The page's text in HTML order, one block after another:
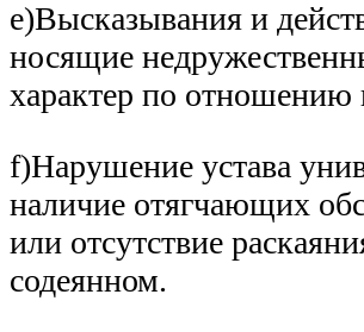
e)Высказывания и
носящие
характер по
f)Нарушение устава
наличие отягчающих
или отсутствие
содеянном.